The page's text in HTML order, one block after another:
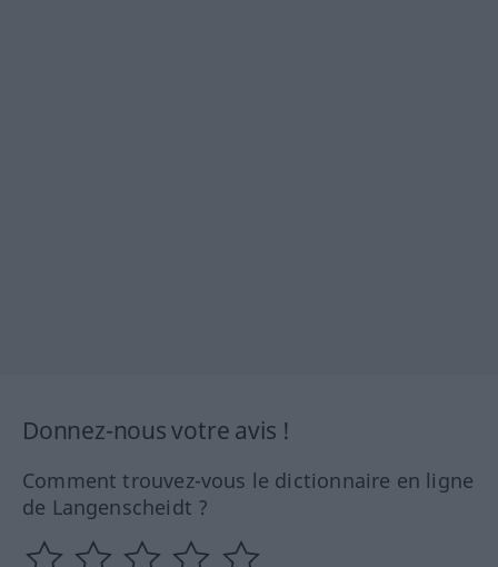
Donnez-nous votre avis !
Comment trouvez-vous le dictionnaire en ligne
de Langenscheidt ?